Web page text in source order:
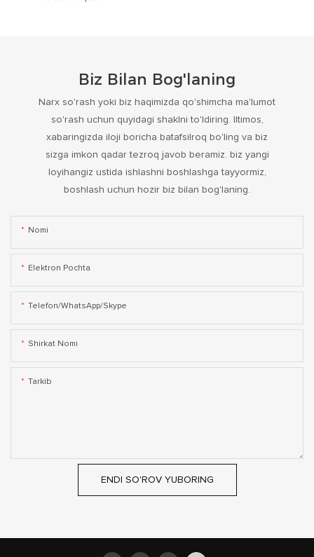
Biz Bilan Bog'laning
Narx so'rash yoki biz haqimizda qo'shimcha ma'lumot
so'rash uchun quyidagi shaklni to'ldiring. Iltimos,
xabaringizda iloji boricha batafsilroq bo'ling va biz
sizga imkon qadar tezroq javob beramiz. biz yangi
loyihangiz ustida ishlashni boshlashga tayyormiz,
boshlash uchun hozir biz bilan bog'laning.
Nomi
Elektron Pochta
Telefon/WhatsApp/Skype
Shirkat Nomi
Tarkib
ENDI SO'ROV YUBORING